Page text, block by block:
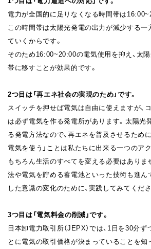
電力が全国的に足りなくなる時間帯は
この時間帯は太陽光発電の出力が減少する一
ていくからです。
そのため16:00~20:00の電気使用を抑え、太
帯に移すことが効果的です。
2つ目は「再エネ社会の実現のため」です。
スイッチを押せば電気は自由に使えますが、
は必ず電気を作る発電所があります。太陽光
る発電方法なので、再エネを普及させるため
電気を使う」ことは私たちに出来る一つのア
もちろん生活のすべてを変える必要はありま
法や電気を貯める蓄電池といった技術も進ん
した意識の変化のために、実践してみてくださ
3つ目は「電気料金の削減」です。
⽇本卸電⼒取引所（JEPX）では、1日を30分
とに電気の取引価格が決まっていることを知